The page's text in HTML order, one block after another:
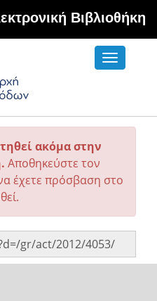
Βιβλιοθήκη
Toggle
ακόμα στην
Αποθηκεύστε τον
έχετε πρόσβαση στο